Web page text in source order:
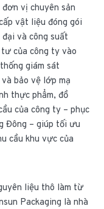
vị chuyên sản
vật liệu đóng gói
và công suất
của công ty vào
giám sát
bảo vệ lớp mạ
thực phẩm, đồ
của công ty – phục
Đông – giúp tối ưu
cầu khu vực của
liệu thô làm từ
Packaging là nhà